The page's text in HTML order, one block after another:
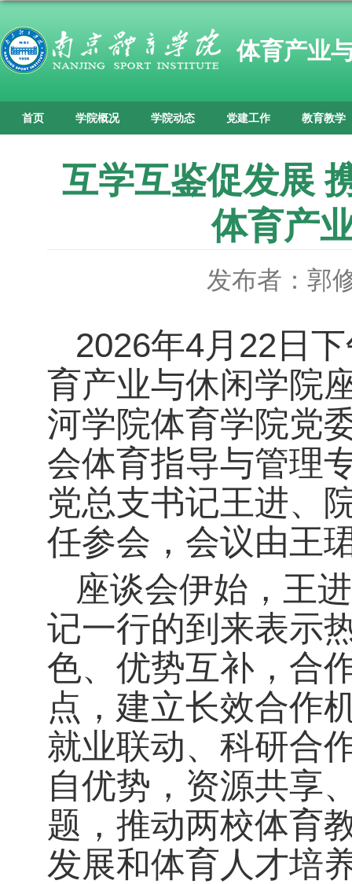
体育产业
首页 学院概况 学院动态 党建工作 教育教学
互学互鉴促发展
体育产
发布者：郭
2026年4月22日
育产业与休闲学院
河学院体育学院党
会体育指导与管理
党总支书记王进、
任参会，会议由王
座谈会伊始，王
记一行的到来表示
色、优势互补，合
点，建立长效合作
就业联动、科研合
自优势，资源共享
题，推动两校体育
发展和体育人才培